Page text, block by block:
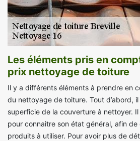
Les éléments pris en
prix nettoyage de toiture
Il y a différents éléments à prendre en
du nettoyage de toiture. Tout d’abord,
superficie de la couverture à nettoyer.
pour connaitre son état général, afin
produits à utiliser. Pour avoir plus de